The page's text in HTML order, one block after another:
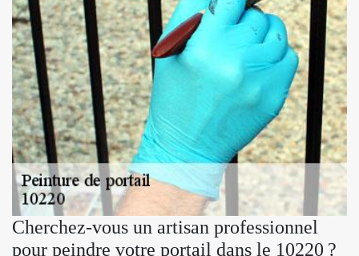
Cherchez-vous un artisan professionnel
pour peindre votre portail dans le 10220 ?